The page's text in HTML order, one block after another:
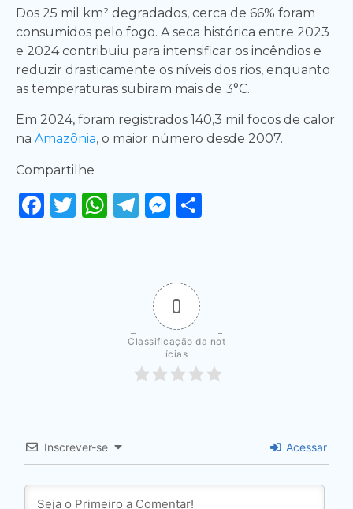
Dos 25 mil km² degradados, cerca de 66% foram
consumidos pelo fogo. A seca histórica entre 2023
e 2024 contribuiu para intensificar os incêndios e
reduzir drasticamente os níveis dos rios, enquanto
as temperaturas subiram mais de 3°C.
Em 2024, foram registrados 140,3 mil focos de calor
na Amazônia, o maior número desde 2007.
Compartilhe
Facebook
Twitter
WhatsApp
Telegram
Messenger
0
Classificação da not
ícias
Inscrever-se Acessar